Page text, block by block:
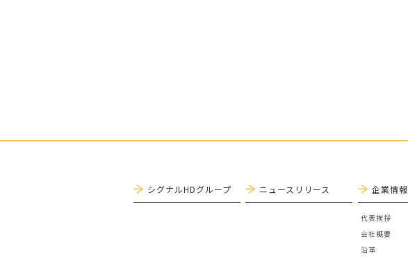
シグナルHDグループ ニュースリリース 企業情報
代表挨拶
会社概要
沿革